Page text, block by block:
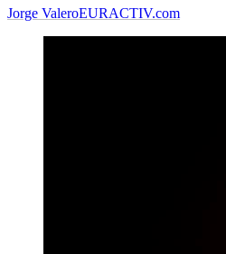
Jorge ValeroEURACTIV.com